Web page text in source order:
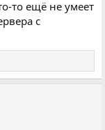
то ещё не умеет
с